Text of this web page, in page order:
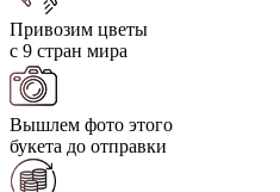
Привозим цветы
с 9 стран мира
Вышлем фото этого
букета до отправки